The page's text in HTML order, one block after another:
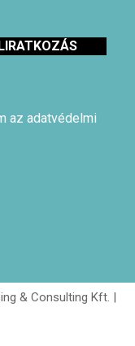
az adatvédelmi
& Consulting Kft. |